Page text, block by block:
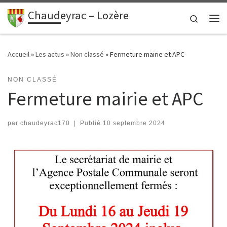
principalPasser au contenu
Chaudeyrac – Lozère
Search
Accueil»Les actus »Non classé »Fermeture mairie et APC
NON CLASSÉ
Fermeture mairie et APC
par chaudeyrac170 | Publié 10 septembre 2024